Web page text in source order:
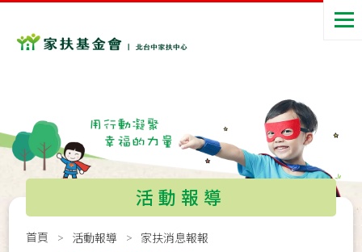
活動報導
首頁 活動報導
家扶消息報報